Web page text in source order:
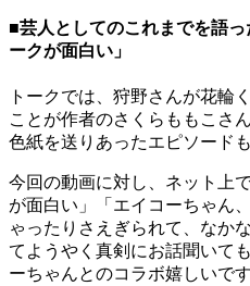
■芸人としてのこれまでを語
ークが面白い」
トークでは、狩野さんが花輪
ことが作者のさくらももこさ
色紙を送りあったエピソード
今回の動画に対し、ネット上
が面白い」「エイコーちゃん
ゃったりさえぎられて、なか
てようやく真剣にお話聞いて
ーちゃんとのコラボ嬉しいで